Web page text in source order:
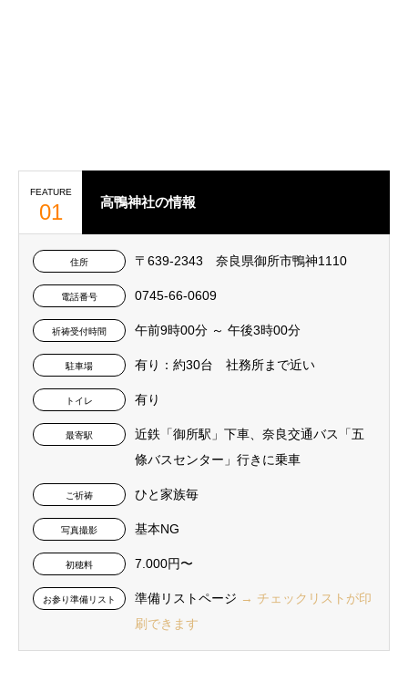
FEATURE
01 高鴨神社の情報
住所 〒639-2343 奈良県御所市鴨神1110
電話番号 0745-66-0609
祈祷受付時間 午前9時00分 ～ 午後3時00分
駐車場 有り：約30台 社務所まで近い
トイレ 有り
最寄駅
近鉄「御所駅」下車、奈良交通バス「五
條バスセンター」行きに乗車
ご祈祷 ひと家族毎
写真撮影 基本NG
初穂料 7.000円〜
お参り準備リスト 準備リストページ → チェックリストが印
刷できます